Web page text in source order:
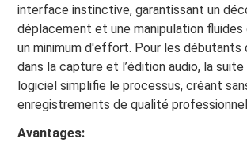
interface instinctive, garantissant un
déplacement et une manipulation fluides
un minimum d'effort. Pour les débutants
dans la capture et l’édition audio, la suite
logiciel simplifie le processus, créant
enregistrements de qualité
Avantages: